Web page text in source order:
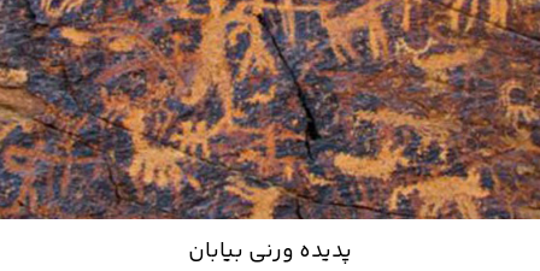
پدیده ورنی بیابان